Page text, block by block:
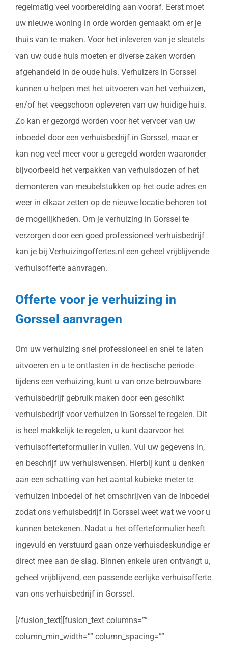
regelmatig veel voorbereiding aan vooraf. Eerst moet
uw nieuwe woning in orde worden gemaakt om er je
thuis van te maken. Voor het inleveren van je sleutels
van uw oude huis moeten er diverse zaken worden
afgehandeld in de oude huis. Verhuizers in Gorssel
kunnen u helpen met het uitvoeren van het verhuizen,
en/of het veegschoon opleveren van uw huidige huis.
Zo kan er gezorgd worden voor het vervoer van uw
inboedel door een verhuisbedrijf in Gorssel, maar er
kan nog veel meer voor u geregeld worden waaronder
bijvoorbeeld het verpakken van verhuisdozen of het
demonteren van meubelstukken op het oude adres en
weer in elkaar zetten op de nieuwe locatie behoren tot
de mogelijkheden. Om je verhuizing in Gorssel te
verzorgen door een goed professioneel verhuisbedrijf
kan je bij Verhuizingoffertes.nl een geheel vrijblijvende
verhuisofferte aanvragen.
Offerte voor je verhuizing in
Gorssel aanvragen
Om uw verhuizing snel professioneel en snel te laten
uitvoeren en u te ontlasten in de hectische periode
tijdens een verhuizing, kunt u van onze betrouwbare
verhuisbedrijf gebruik maken door een geschikt
verhuisbedrijf voor verhuizen in Gorssel te regelen. Dit
is heel makkelijk te regelen, u kunt daarvoor het
verhuisofferteformulier in vullen. Vul uw gegevens in,
en beschrijf uw verhuiswensen. Hierbij kunt u denken
aan een schatting van het aantal kubieke meter te
verhuizen inboedel of het omschrijven van de inboedel
zodat ons verhuisbedrijf in Gorssel weet wat we voor u
kunnen betekenen. Nadat u het offerteformulier heeft
ingevuld en verstuurd gaan onze verhuisdeskundige er
direct mee aan de slag. Binnen enkele uren ontvangt u,
geheel vrijblijvend, een passende eerlijke verhuisofferte
van ons verhuisbedrijf in Gorssel.
[/fusion_text][fusion_text columns=””
column_min_width=”” column_spacing=””